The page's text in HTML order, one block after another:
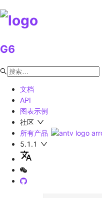
G6
文档
API
图表示例
社区
所有产品
5.1.1